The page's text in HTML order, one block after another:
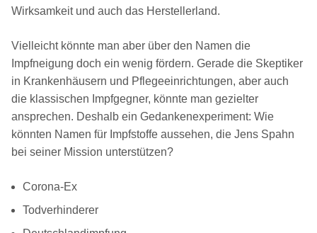
Wirksamkeit und auch das Herstellerland.
Vielleicht könnte man aber über den Namen die
Impfneigung doch ein wenig fördern. Gerade die Skeptiker
in Krankenhäusern und Pflegeeinrichtungen, aber auch
die klassischen Impfgegner, könnte man gezielter
ansprechen. Deshalb ein Gedankenexperiment: Wie
könnten Namen für Impfstoffe aussehen, die Jens Spahn
bei seiner Mission unterstützen?
Corona-Ex
Todverhinderer